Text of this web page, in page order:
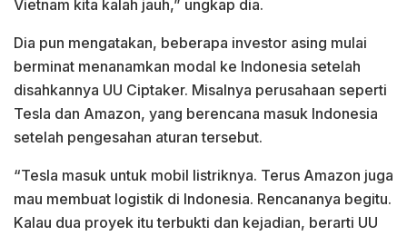
Vietnam kita kalah jauh,” ungkap dia.
Dia pun mengatakan, beberapa investor asing mulai
berminat menanamkan modal ke Indonesia setelah
disahkannya UU Ciptaker. Misalnya perusahaan seperti
Tesla dan Amazon, yang berencana masuk Indonesia
setelah pengesahan aturan tersebut.
“Tesla masuk untuk mobil listriknya. Terus Amazon juga
mau membuat logistik di Indonesia. Rencananya begitu.
Kalau dua proyek itu terbukti dan kejadian, berarti UU